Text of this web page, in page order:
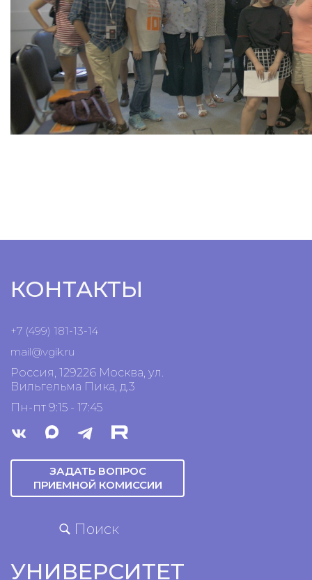
КОНТАКТЫ
+7 (499) 181-13-14
mail@vgik.ru
Россия, 129226 Москва, ул.
Вильгельма Пика, д.3
Пн-пт 9:15 - 17:45
ЗАДАТЬ ВОПРОС
ПРИЕМНОЙ КОМИССИИ
Поиск
УНИВЕРСИТЕТ